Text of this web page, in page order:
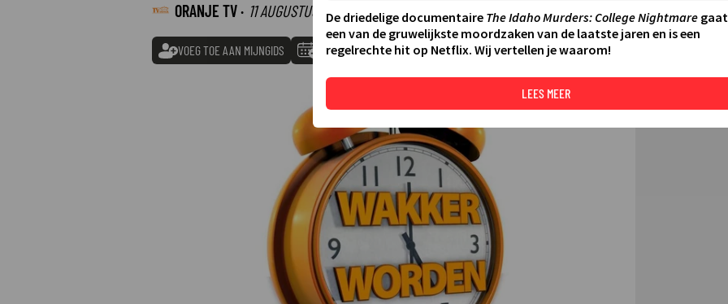
ORANJE TV · 11 AUGUSTUS 2026 05:00 - 07:00
VOEG TOE AAN MIJNGIDS TOEVOEGEN AAN AGENDA DELEN
DE
De driedelige documentaire The Idaho Murders: College Nightmaregaat
een van de gruwelijkste moordzaken van de laatste jaren en is een
regelrechte hit op Netflix. Wij vertellen je waarom!
LEES MEER